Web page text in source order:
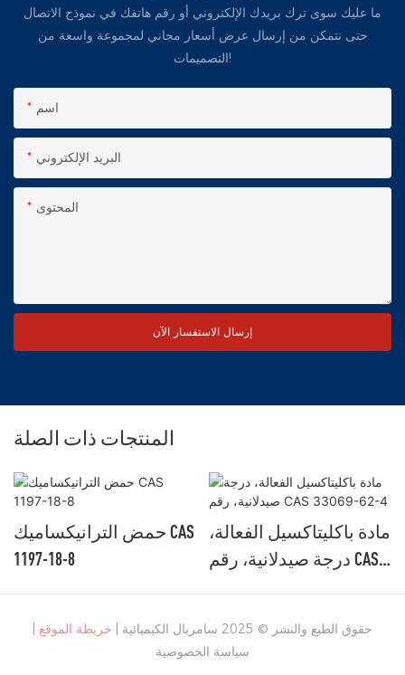
ما عليك سوى ترك بريدك الإلكتروني أو رقم هاتفك في نموذج الاتصال
حتى نتمكن من إرسال عرض أسعار مجاني لمجموعة واسعة من
التصميمات!
اسم
البريد الإلكتروني
المحتوى
إرسال الاستفسار الآن
المنتجات ذات الصلة
حمض الترانيكساميك CAS
1197-18-8
مادة باكليتاكسيل الفعالة،
درجة صيدلانية، رقم CAS
حقوق الطبع والنشر © 2025 سامريال الكيميائية | خريطة الموقع
سياسة الخصوصية